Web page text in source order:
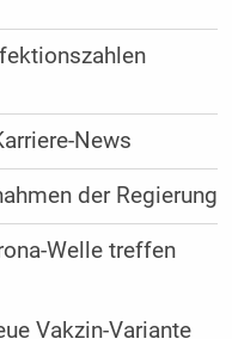
News
der Regierung
Welle treffen
Vakzin-Variante